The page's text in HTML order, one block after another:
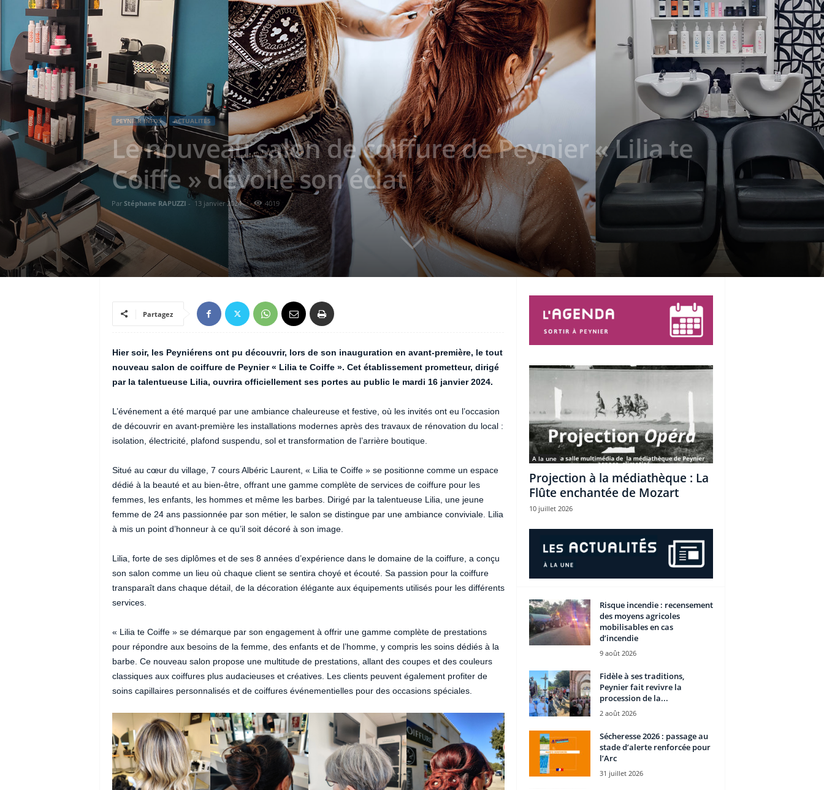
PEYNIER INFOS ACTUALITÉS
Le nouveau salon de coiffure de Peynier « Lilia te
Coiffe » dévoile son éclat
Par Stéphane RAPUZZI - 13 janvier 2024 4019
Partagez
Hier soir, les Peyniérens ont pu découvrir, lors de son inauguration en avant-première, le tout
nouveau salon de coiffure de Peynier « Lilia te Coiffe ». Cet établissement prometteur, dirigé
par la talentueuse Lilia, ouvrira officiellement ses portes au public le mardi 16 janvier 2024.
L’événement a été marqué par une ambiance chaleureuse et festive, où les invités ont eu l’occasion
de découvrir en avant-première les installations modernes après des travaux de rénovation du local :
isolation, électricité, plafond suspendu, sol et transformation de l’arrière boutique.
Situé au cœur du village, 7 cours Albéric Laurent, « Lilia te Coiffe » se positionne comme un espace
dédié à la beauté et au bien-être, offrant une gamme complète de services de coiffure pour les
femmes, les enfants, les hommes et même les barbes. Dirigé par la talentueuse Lilia, une jeune
femme de 24 ans passionnée par son métier, le salon se distingue par une ambiance conviviale. Lilia
à mis un point d’honneur à ce qu’il soit décoré à son image.
Lilia, forte de ses diplômes et de ses 8 années d’expérience dans le domaine de la coiffure, a conçu
son salon comme un lieu où chaque client se sentira choyé et écouté. Sa passion pour la coiffure
transparaît dans chaque détail, de la décoration élégante aux équipements utilisés pour les différents
services.
« Lilia te Coiffe » se démarque par son engagement à offrir une gamme complète de prestations
pour répondre aux besoins de la femme, des enfants et de l’homme, y compris les soins dédiés à la
barbe. Ce nouveau salon propose une multitude de prestations, allant des coupes et des couleurs
classiques aux coiffures plus audacieuses et créatives. Les clients peuvent également profiter de
soins capillaires personnalisés et de coiffures événementielles pour des occasions spéciales.
A la une
Projection à la médiathèque : La
Flûte enchantée de Mozart
10 juillet 2026
Risque incendie : recensement
des moyens agricoles
mobilisables en cas
d’incendie
9 août 2026
Fidèle à ses traditions,
Peynier fait revivre la
procession de la...
2 août 2026
Sécheresse 2026 : passage au
stade d’alerte renforcée pour
l’Arc
31 juillet 2026